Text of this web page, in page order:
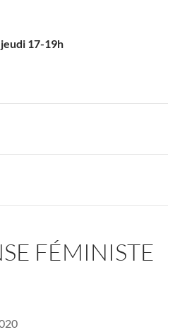
17-19h
FÉMINISTE